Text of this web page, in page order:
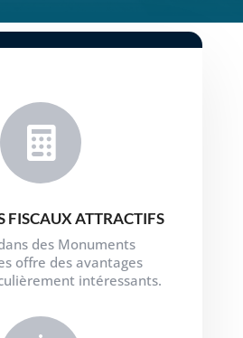
FISCAUX ATTRACTIFS
des Monuments
offre des avantages
intéressants.